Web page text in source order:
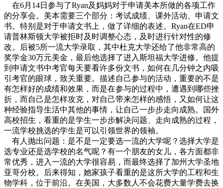
在6月14日参与了Ryan及妈妈对于申请美本所做的各项工作
的分享会。美本需要三个部分：考试成绩、课外活动、申请文
书。特别是对于申请文书上，做了详细的表述。Ryan在ED申
请普林斯顿大学被拒时及时调整心态，及时进行针对性的修
改。后被5所一流大学录取，其中杜克大学还给了他非常高的
奖学金30万元美金，最后他选择了进入斯坦福大学进修。他提
到申请文书中考官每天要看许多份文书，如何在几分钟之内吸
引考官的眼球，致关重要。描述自己参与的活动，重要的不是
有怎样好的成绩和效果，而是在参与的过程中，遭遇到哪些挫
折，而自己是怎样攻克，对自己带来怎样的感悟，又如何让这
种经验指导生活中其他的事情，让自己一步步走向成熟。国外
高校招生，看重的是学生一步步解决问题、走向成熟的过程，
一流学校挑选的学生是可以引领世界的领袖。
有人抛出问题：是不是一定要选一流的大学呢？选择大学是
选专业还是选学校的名气呢？有一个朋友的女儿，各方面都非
常优秀，进入一流的大学很容易，而最终选择了加州大学圣地
亚哥分校。后来得知，她家孩子看重的是这所大学的工程和生
物学科，位于前沿。在美国，大多数人不会花费大量学费去换